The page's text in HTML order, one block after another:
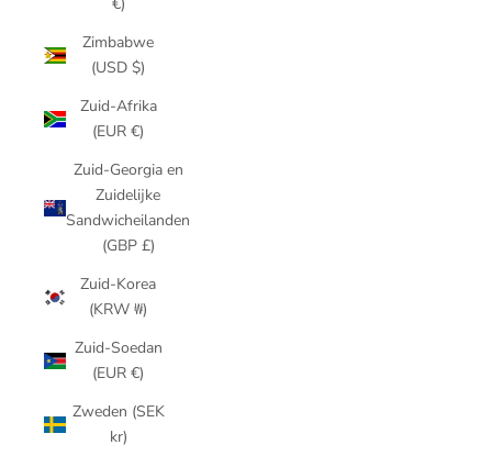
Zimbabwe
(USD $)
Zuid-Afrika
(EUR €)
Zuid-Georgia en
Zuidelijke
Sandwicheilanden
(GBP £)
Zuid-Korea
(KRW ₩)
Zuid-Soedan
(EUR €)
Zweden (SEK
kr)